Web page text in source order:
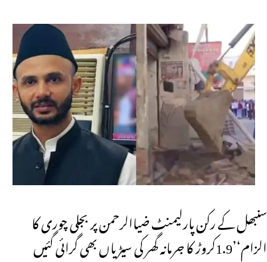
سنبھل کے رکن پارلیمنٹ ضیاالرحمن پر بجلی چوری کا
الزام‘’1.9کروڑ کا جرمانہ گھر کی سیڑیاں بھی گرائی گئیں